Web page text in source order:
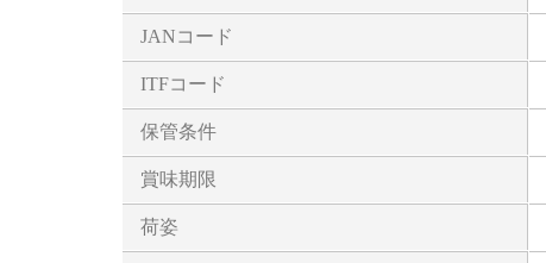
JANコード
ITFコード
保管条件
賞味期限
荷姿